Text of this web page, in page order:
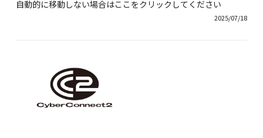
自動的に移動しない場合はここをクリックしてください
2025/07/18